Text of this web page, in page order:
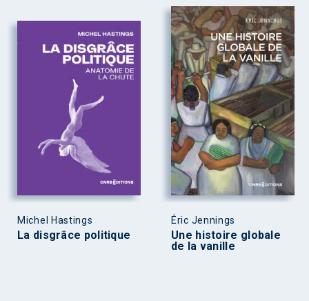
Michel Hastings
La disgrâce politique
Éric Jennings
Une histoire globale
de la vanille